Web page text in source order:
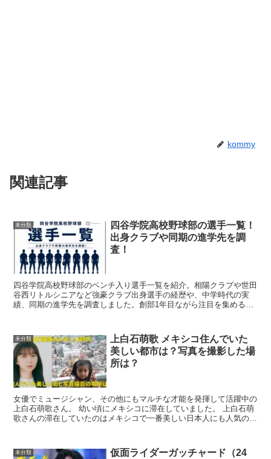
kommy
関連記事
未分類
四谷学院高校野球部の選手一覧！
出身クラブや同期の進学先を調
査！
四谷学院高校野球部のベンチ入り選手一覧を紹介。相陽クラブや世田
谷西リトルシニアなど強豪クラブ出身選手の経歴や、中学時代の実
績、同期の進学先を調査しました。創部1年目ながら注目を集める理
未分類
上白石萌歌 メキシコ住んでいた
美しい都市は？写真を撮影した場
所は？
女優でミュージシャン、その他にもマルチな才能を発揮して活躍中の
上白石萌歌さん。 幼い頃にメキシコに滞在していました。 上白石萌
歌さんの滞在していたのはメキシコで一番美しい日本人にも人気の街
未分類
仮面ライダーガッチャード（24